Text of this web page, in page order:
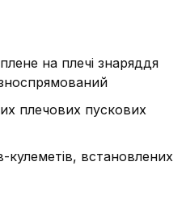
на плечі знаряддя
плечових пускових
кулеметів, встановлених